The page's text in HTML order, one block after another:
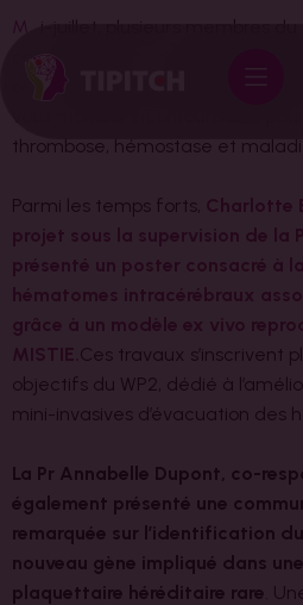
M
i-juillet, plusieurs membres du
on Thrombosis and Haemostasis
thrombose, hémostase et
Parmi les temps forts,
Ces travaux s’inscrivent
objectifs du WP2, dédié à
mini-invasives d’évacuation des
La Pr Annabelle Dupont, co-
également présenté une
remarquée sur l’identification
nouveau gène impliqué dans
plaquettaire héréditaire rare .